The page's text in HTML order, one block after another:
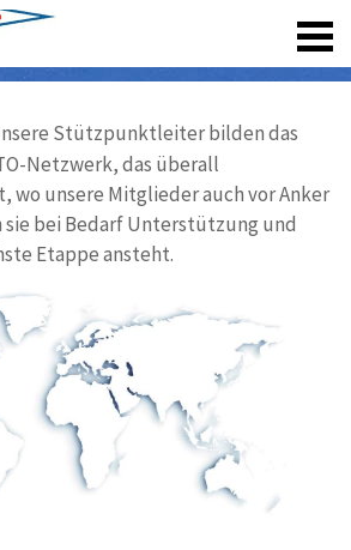
Stützpunktleiter bilden das
Netzwerk, das überall
unsere Mitglieder auch vor Anker
sie bei Bedarf Unterstützung und
Etappe ansteht.